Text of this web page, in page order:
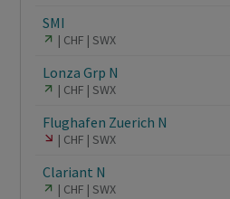
SMI
CHF SWX
Lonza Grp N
CHF SWX
Flughafen Zuerich N
CHF SWX
Clariant N
CHF SWX